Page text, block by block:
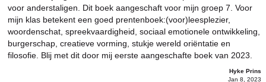
voor anderstaligen. Dit boek aangeschaft voor mijn groep 7. Voor
mijn klas betekent een goed prentenboek:(voor)leesplezier,
woordenschat, spreekvaardigheid, sociaal emotionele ontwikkeling,
burgerschap, creatieve vorming, stukje wereld oriëntatie en
filosofie. Blij met dit door mij eerste aangeschafte boek van 2023.
Hyke Prins
Jan 8, 2023